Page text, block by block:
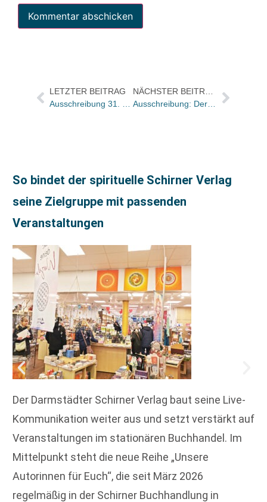
LETZTER BEITRAG
So bindet der spirituelle Schirner Verlag
seine Zielgruppe mit passenden
Veranstaltungen
Der Darmstädter Schirner Verlag baut seine Live-
Kommunikation weiter aus und setzt verstärkt auf
Veranstaltungen im stationären Buchhandel. Im
Mittelpunkt steht die neue Reihe „Unsere
Autorinnen für Euch“, die seit März 2026
regelmäßig in der Schirner Buchhandlung in